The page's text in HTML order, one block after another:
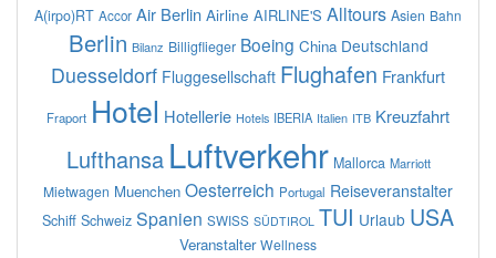
A(irpo)RT Accor Air Berlin Airline AIRLINE'S Alltours Asien Bahn
Berlin Bilanz Billigflieger Boeing China Deutschland
Duesseldorf Fluggesellschaft Flughafen Frankfurt
Fraport Hotel Hotellerie Hotels IBERIA Italien ITB Kreuzfahrt
Lufthansa Luftverkehr Mallorca Marriott
Mietwagen Muenchen Oesterreich Portugal Reiseveranstalter
Schiff Schweiz Spanien SWISS SÜDTIROL TUI Urlaub USA
Veranstalter Wellness